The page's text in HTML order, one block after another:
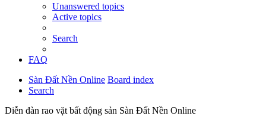
Unanswered topics
Active topics
Search
FAQ
Sàn Đất Nền Online Board index
Search
Diễn đàn rao vặt bất động sản Sàn Đất Nền Online